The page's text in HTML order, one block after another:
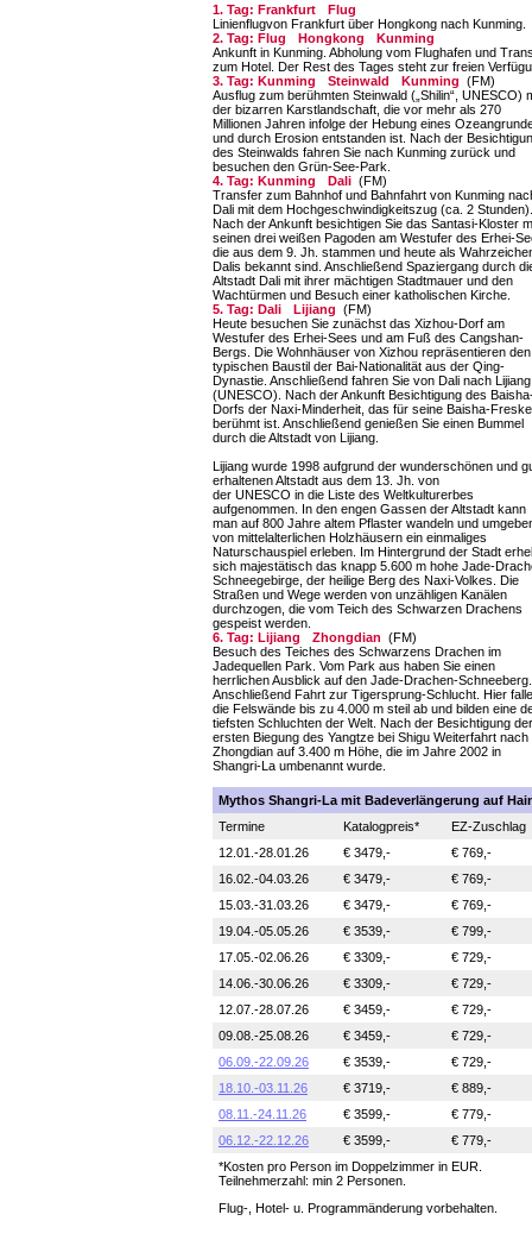
1. Tag: Frankfurt
Flug
Linienflugvon Frankfurt über Hongkong nach Kunming.
2. Tag: Flug
Hongkong
Kunming
Ankunft in Kunming. Abholung vom Flughafen und
zum Hotel. Der Rest des Tages steht zur freien
3. Tag: Kunming
Steinwald Kunming (FM)
Ausflug zum berühmten Steinwald („Shilin“, UNESCO)
der bizarren Karstlandschaft, die vor mehr als 270
Millionen Jahren infolge der Hebung eines
und durch Erosion entstanden ist. Nach der
des Steinwalds fahren Sie nach Kunming zurück und
besuchen den Grün-See-Park.
4. Tag: Kunming
Dali (FM)
Transfer zum Bahnhof und Bahnfahrt von Kunming
Dali mit dem Hochgeschwindigkeitszug (ca. 2 Stunden).
Nach der Ankunft besichtigen Sie das Santasi-Kloster
seinen drei weißen Pagoden am Westufer des Erhei-
die aus dem 9. Jh. stammen und heute als
Dalis bekannt sind. Anschließend Spaziergang durch
Altstadt Dali mit ihrer mächtigen Stadtmauer und den
Wachtürmen und Besuch einer katholischen Kirche.
5. Tag: Dali
Lijiang (FM)
Heute besuchen Sie zunächst das Xizhou-Dorf am
Westufer des Erhei-Sees und am Fuß des Cangshan-
Bergs. Die Wohnhäuser von Xizhou repräsentieren den
typischen Baustil der Bai-Nationalität aus der Qing-
Dynastie. Anschließend fahren Sie von Dali nach Lijiang
(UNESCO). Nach der Ankunft Besichtigung des
Dorfs der Naxi-Minderheit, das für seine Baisha-
berühmt ist. Anschließend genießen Sie einen Bummel
durch die Altstadt von Lijiang.
Lijiang wurde 1998 aufgrund der wunderschönen und
erhaltenen Altstadt aus dem 13. Jh. von
der UNESCO in die Liste des Weltkulturerbes
aufgenommen. In den engen Gassen der Altstadt kann
man auf 800 Jahre altem Pflaster wandeln und
von mittelalterlichen Holzhäusern ein einmaliges
Naturschauspiel erleben. Im Hintergrund der Stadt
sich majestätisch das knapp 5.600 m hohe Jade-
Schneegebirge, der heilige Berg des Naxi-Volkes. Die
Straßen und Wege werden von unzähligen Kanälen
durchzogen, die vom Teich des Schwarzen Drachens
gespeist werden.
6. Tag: Lijiang
Zhongdian (FM)
Besuch des Teiches des Schwarzens Drachen im
Jadequellen Park. Vom Park aus haben Sie einen
herrlichen Ausblick auf den Jade-Drachen-Schneeberg.
Anschließend Fahrt zur Tigersprung-Schlucht. Hier
die Felswände bis zu 4.000 m steil ab und bilden eine
tiefsten Schluchten der Welt. Nach der Besichtigung der
ersten Biegung des Yangtze bei Shigu Weiterfahrt nach
Zhongdian auf 3.400 m Höhe, die im Jahre 2002 in
Shangri-La umbenannt wurde.
Mythos Shangri-La mit Badeverlängerung auf
Termine
Katalogpreis*
EZ-Zuschlag
12.01.-28.01.26
€ 3479,-
€ 769,-
16.02.-04.03.26
€ 3479,-
€ 769,-
15.03.-31.03.26
€ 3479,-
€ 769,-
19.04.-05.05.26
€ 3539,-
€ 799,-
17.05.-02.06.26
€ 3309,-
€ 729,-
14.06.-30.06.26
€ 3309,-
€ 729,-
12.07.-28.07.26
€ 3459,-
€ 729,-
09.08.-25.08.26
€ 3459,-
€ 729,-
06.09.-22.09.26
€ 3539,-
€ 729,-
18.10.-03.11.26
€ 3719,-
€ 889,-
08.11.-24.11.26
€ 3599,-
€ 779,-
06.12.-22.12.26
€ 3599,-
€ 779,-
*Kosten pro Person im Doppelzimmer in EUR.
Teilnehmerzahl: min 2 Personen.
Flug-, Hotel- u. Programmänderung vorbehalten.